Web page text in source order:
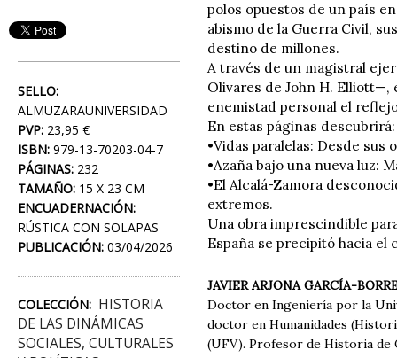
SELLO:
ALMUZARAUNIVERSIDAD
PVP: 23,95 €
ISBN: 979-13-70203-04-7
PÁGINAS: 232
TAMAÑO: 15 X 23 CM
ENCUADERNACIÓN:
RÚSTICA CON SOLAPAS
PUBLICACIÓN: 03/04/2026
COLECCIÓN: HISTORIA
DE LAS DINÁMICAS
SOCIALES, CULTURALES
polos opuestos de un país
abismo de la Guerra Civil,
destino de millones.
A través de un magistral
Olivares de John H. Elliott—,
enemistad personal el
En estas páginas descubrirá:
•Vidas paralelas: Desde
•Azaña bajo una nueva luz:
•El Alcalá-Zamora
extremos.
Una obra imprescindible
España se precipitó hacia el
JAVIER ARJONA GARCÍA-
Doctor en Ingeniería por la
doctor en Humanidades
(UFV). Profesor de Historia de